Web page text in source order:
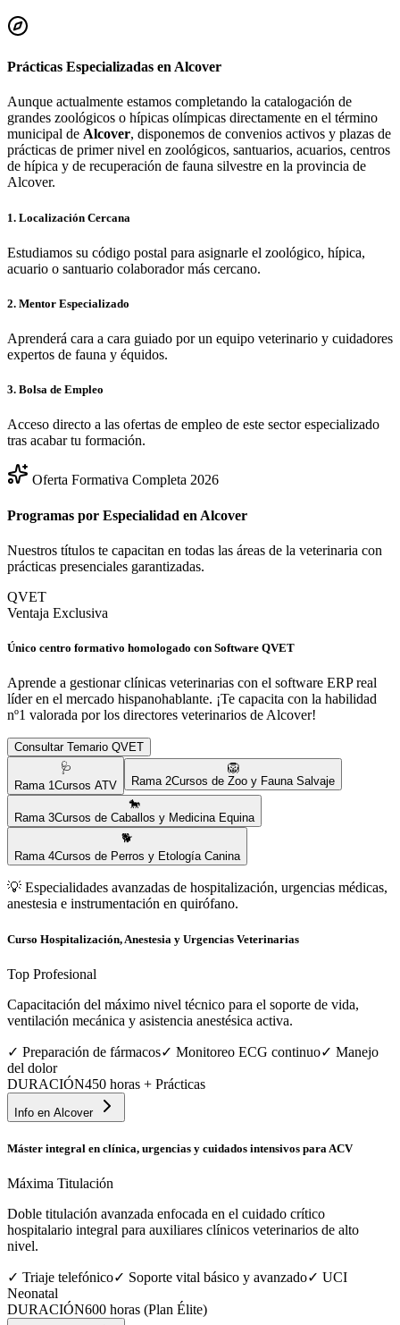
Prácticas Especializadas en Alcover
Aunque actualmente estamos completando la catalogación de
grandes zoológicos o hípicas olímpicas directamente en el término
municipal de Alcover, disponemos de convenios activos y plazas de
prácticas de primer nivel en zoológicos, santuarios, acuarios, centros
de hípica y de recuperación de fauna silvestre en la provincia de
Alcover.
1. Localización Cercana
Estudiamos su código postal para asignarle el zoológico, hípica,
acuario o santuario colaborador más cercano.
2. Mentor Especializado
Aprenderá cara a cara guiado por un equipo veterinario y cuidadores
expertos de fauna y équidos.
3. Bolsa de Empleo
Acceso directo a las ofertas de empleo de este sector especializado
tras acabar tu formación.
Oferta Formativa Completa 2026
Programas por Especialidad en Alcover
Nuestros títulos te capacitan en todas las áreas de la veterinaria con
prácticas presenciales garantizadas.
QVET
Ventaja Exclusiva
Único centro formativo homologado con Software QVET
Aprende a gestionar clínicas veterinarias con el software ERP real
líder en el mercado hispanohablante. ¡Te capacita con la habilidad
nº1 valorada por los directores veterinarios de Alcover!
Consultar Temario QVET
🩺
Rama 1Cursos ATV
🦁
Rama 2Cursos de Zoo y Fauna Salvaje
🐎
Rama 3Cursos de Caballos y Medicina Equina
🐕
Rama 4Cursos de Perros y Etología Canina
💡 Especialidades avanzadas de hospitalización, urgencias médicas,
anestesia e instrumentación en quirófano.
Curso Hospitalización, Anestesia y Urgencias Veterinarias
Top Profesional
Capacitación del máximo nivel técnico para el soporte de vida,
ventilación mecánica y asistencia anestésica activa.
✓ Preparación de fármacos✓ Monitoreo ECG continuo✓ Manejo
del dolor
DURACIÓN450 horas + Prácticas
Info en Alcover
Máster integral en clínica, urgencias y cuidados intensivos para ACV
Máxima Titulación
Doble titulación avanzada enfocada en el cuidado crítico
hospitalario integral para auxiliares clínicos veterinarios de alto
nivel.
✓ Triaje telefónico✓ Soporte vital básico y avanzado✓ UCI
Neonatal
DURACIÓN600 horas (Plan Élite)